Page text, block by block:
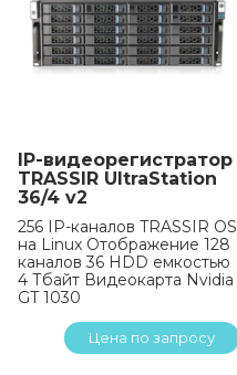
IP-видеорегистратор
TRASSIR UltraStation
36/4 v2
256 IP-каналов TRASSIR OS
на Linux Отображение 128
каналов 36 HDD емкостью
4 Тбайт Видеокарта Nvidia
GT 1030
Цена по запросу